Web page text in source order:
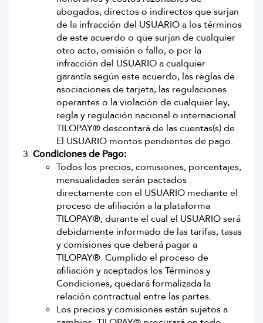
abogados, directos o indirectos que surjan
de la infracción del USUARIO a los términos
de este acuerdo o que surjan de cualquier
otro acto, omisión o fallo, o por la
infracción del USUARIO a cualquier
garantía según este acuerdo, las reglas de
asociaciones de tarjeta, las regulaciones
operantes o la violación de cualquier ley,
regla y regulación nacional o internacional
TILOPAY® descontará de las cuentas(s) de
El USUARIO montos pendientes de pago.
Condiciones de Pago:
Todos los precios, comisiones, porcentajes,
mensualidades serán pactados
directamente con el USUARIO mediante el
proceso de afiliación a la plataforma
TILOPAY®, durante el cual el USUARIO será
debidamente informado de las tarifas, tasas
y comisiones que deberá pagar a
TILOPAY®. Cumplido el proceso de
afiliación y aceptados los Términos y
Condiciones, quedará formalizada la
relación contractual entre las partes.
Los precios y comisiones están sujetos a